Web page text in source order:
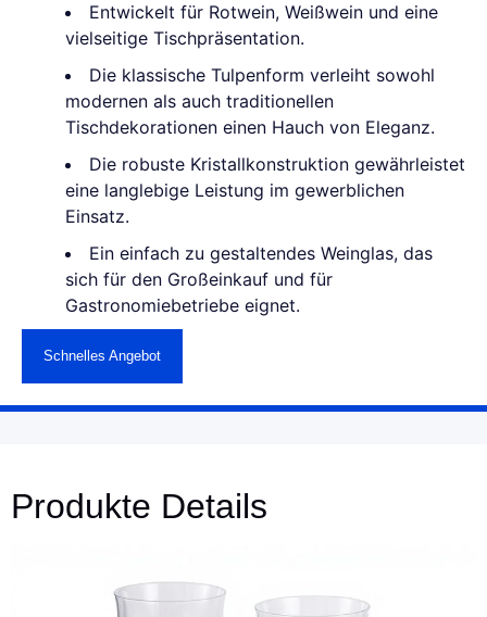
Entwickelt für Rotwein, Weißwein und eine
vielseitige Tischpräsentation.
Die klassische Tulpenform verleiht sowohl
modernen als auch traditionellen
Tischdekorationen einen Hauch von Eleganz.
Die robuste Kristallkonstruktion gewährleistet
eine langlebige Leistung im gewerblichen
Einsatz.
Ein einfach zu gestaltendes Weinglas, das
sich für den Großeinkauf und für
Gastronomiebetriebe eignet.
Schnelles Angebot
Produkte Details